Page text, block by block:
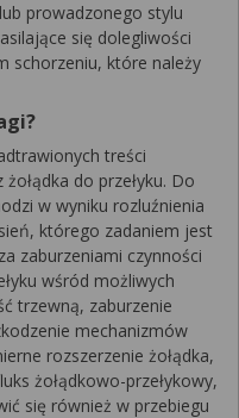
prowadzonego stylu
się dolegliwości
schorzeniu, które należy
treści
do przełyku. Do
w wyniku rozluźnienia
którego zadaniem jest
zaburzeniami czynności
wśród możliwych
trzewną, zaburzenie
mechanizmów
rozszerzenie żołądka,
żołądkowo-przełykowy,
się również w przebiegu